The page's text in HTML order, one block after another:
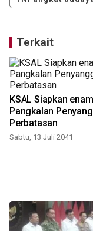
Terkait
KSAL Siapkan enam
Pangkalan
Perbatasan
Sabtu, 13 Juli 2041